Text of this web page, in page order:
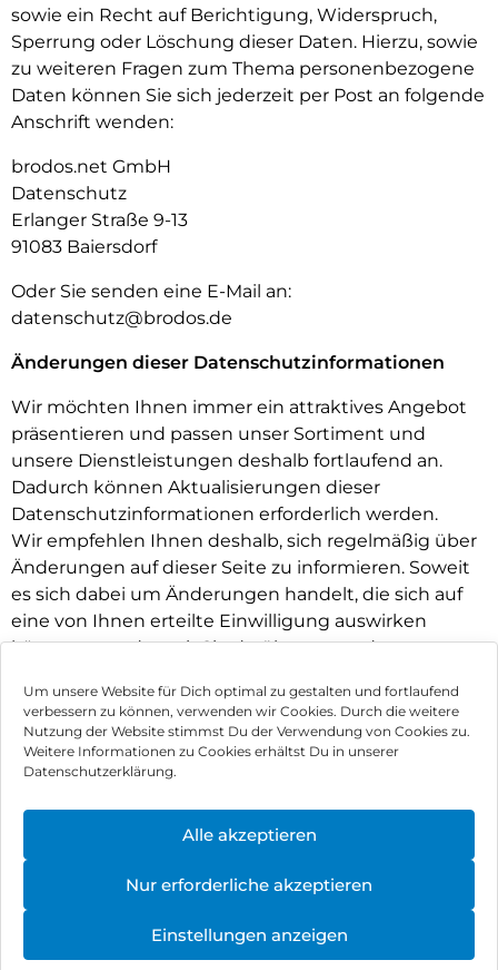
Um unsere Website für Dich optimal zu gestalten und fortlaufend
verbessern zu können, verwenden wir Cookies. Durch die weitere
Nutzung der Website stimmst Du der Verwendung von Cookies zu.
Weitere Informationen zu Cookies erhältst Du in unserer
Datenschutzerklärung.
Alle akzeptieren
Nur erforderliche akzeptieren
Einstellungen anzeigen
sowie ein Recht auf Berichtigung, Widerspruch,
Sperrung oder Löschung dieser Daten. Hierzu, sowie
zu weiteren Fragen zum Thema personenbezogene
Daten können Sie sich jederzeit per Post an folgende
Anschrift wenden:
brodos.net GmbH
Datenschutz
Erlanger Straße 9-13
91083 Baiersdorf
Oder Sie senden eine E-Mail an:
datenschutz@brodos.de
Änderungen dieser Datenschutzinformationen
Wir möchten Ihnen immer ein attraktives Angebot
präsentieren und passen unser Sortiment und
unsere Dienstleistungen deshalb fortlaufend an.
Dadurch können Aktualisierungen dieser
Datenschutzinformationen erforderlich werden.
Wir empfehlen Ihnen deshalb, sich regelmäßig über
Änderungen auf dieser Seite zu informieren. Soweit
es sich dabei um Änderungen handelt, die sich auf
eine von Ihnen erteilte Einwilligung auswirken
könnten, werden wir Sie darüber gesondert
Impressum
Hinweis zur Batterieentsorgung
Newsletter